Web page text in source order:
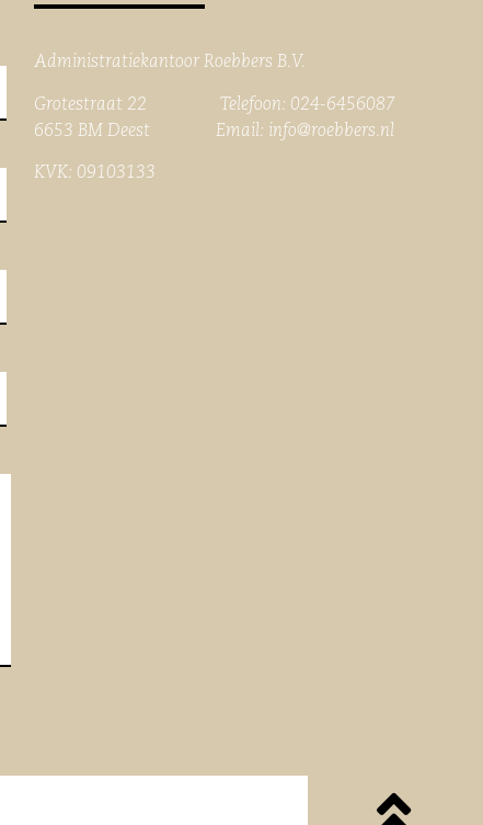
Administratiekantoor Roebbers B.V.
Grotestraat 22 Telefoon: 024-6456087
6653 BM Deest Email: info@roebbers.nl
KVK: 09103133